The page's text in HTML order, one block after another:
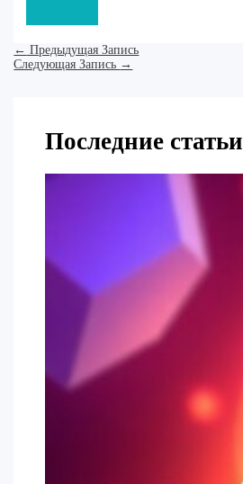
← Предыдущая Запись
Следующая Запись →
Последние статьи